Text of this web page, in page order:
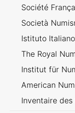
Société
Società
Istituto
The Royal
Institut für
American
Inventaire